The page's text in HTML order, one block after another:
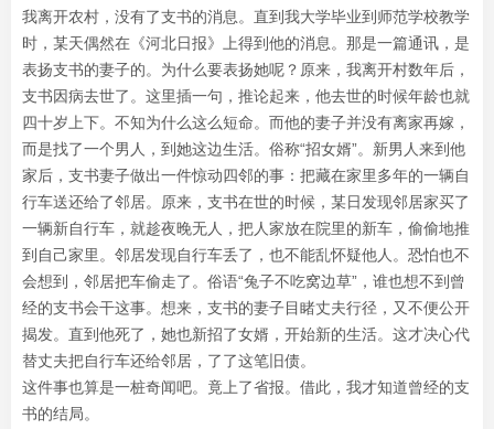
我离开农村，没有了支书的消息。直到我大学毕业到师范学校教学
时，某天偶然在《河北日报》上得到他的消息。那是一篇通讯，是
表扬支书的妻子的。为什么要表扬她呢？原来，我离开村数年后，
支书因病去世了。这里插一句，推论起来，他去世的时候年龄也就
四十岁上下。不知为什么这么短命。而他的妻子并没有离家再嫁，
而是找了一个男人，到她这边生活。俗称“招女婿”。新男人来到他
家后，支书妻子做出一件惊动四邻的事：把藏在家里多年的一辆自
行车送还给了邻居。原来，支书在世的时候，某日发现邻居家买了
一辆新自行车，就趁夜晚无人，把人家放在院里的新车，偷偷地推
到自己家里。邻居发现自行车丢了，也不能乱怀疑他人。恐怕也不
会想到，邻居把车偷走了。俗语“兔子不吃窝边草”，谁也想不到曾
经的支书会干这事。想来，支书的妻子目睹丈夫行径，又不便公开
揭发。直到他死了，她也新招了女婿，开始新的生活。这才决心代
替丈夫把自行车还给邻居，了了这笔旧债。
这件事也算是一桩奇闻吧。竟上了省报。借此，我才知道曾经的支
书的结局。